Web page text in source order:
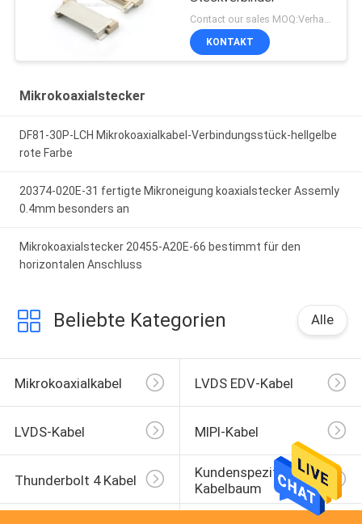
Contact our sales MOQ:Verhandelbar
KONTAKT
Mikrokoaxialstecker
DF81-30P-LCH Mikrokoaxialkabel-Verbindungsstück-hellgelbe
rote Farbe
20374-020E-31 fertigte Mikroneigung koaxialstecker Assemly
0.4mm besonders an
Mikrokoaxialstecker 20455-A20E-66 bestimmt für den
horizontalen Anschluss
Beliebte Kategorien Alle
Mikrokoaxialkabel LVDS EDV-Kabel
LVDS-Kabel MIPI-Kabel
Thunderbolt 4 Kabel
Kundenspezifischer
Kabelbaum